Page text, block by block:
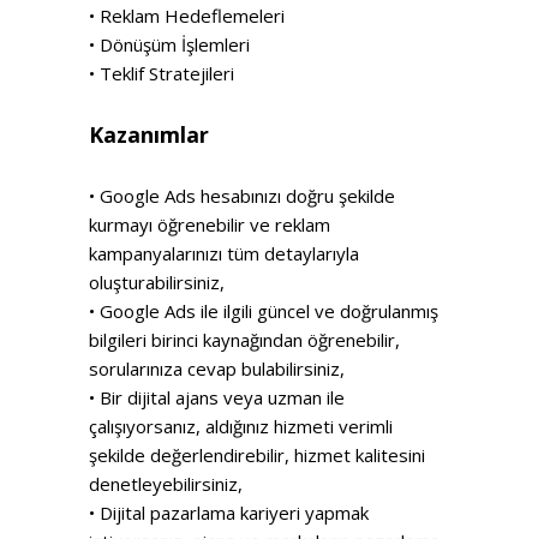
• Reklam Hedeflemeleri
• Dönüşüm İşlemleri
• Teklif Stratejileri
Kazanımlar
• Google Ads hesabınızı doğru şekilde
kurmayı öğrenebilir ve reklam
kampanyalarınızı tüm detaylarıyla
oluşturabilirsiniz,
• Google Ads ile ilgili güncel ve doğrulanmış
bilgileri birinci kaynağından öğrenebilir,
sorularınıza cevap bulabilirsiniz,
• Bir dijital ajans veya uzman ile
çalışıyorsanız, aldığınız hizmeti verimli
şekilde değerlendirebilir, hizmet kalitesini
denetleyebilirsiniz,
• Dijital pazarlama kariyeri yapmak